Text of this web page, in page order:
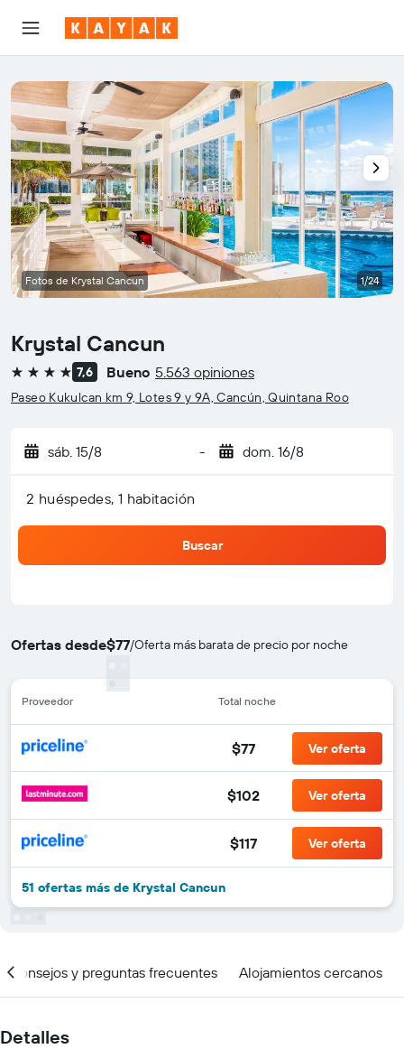
Krystal Cancun
4 estrellas7,6 Bueno 5.563 opiniones
Paseo Kukulcan km 9, Lotes 9 y 9A, Cancún, Quintana Roo
sáb. 15/8 - dom. 16/8
2 huéspedes, 1 habitación
Buscar
Ofertas desde$77/Oferta más barata de precio por noche
Proveedor Total noche
$77 Ver oferta
$102 Ver oferta
$117 Ver oferta
51 ofertas más de Krystal Cancun
Fotos de Krystal Cancun 1/24
Consejos y preguntas frecuentes Alojamientos cercanos
Detalles